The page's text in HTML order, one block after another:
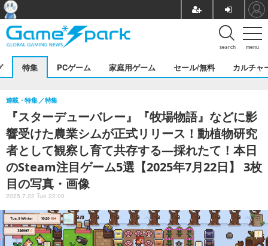
menu
search
特集 PCゲーム 家庭用ゲーム セール/無料 カルチャ
『スターデューバレー』『牧場物語』などに影
響受けた農業シムが正式リリース！動植物研究
者として観察し育て共存する―採れたて！本日
のSteam注目ゲーム5選【2025年7月22日】 3枚
目の写真・画像
連載・特集 特集
2025.7.22 Tue 22:00